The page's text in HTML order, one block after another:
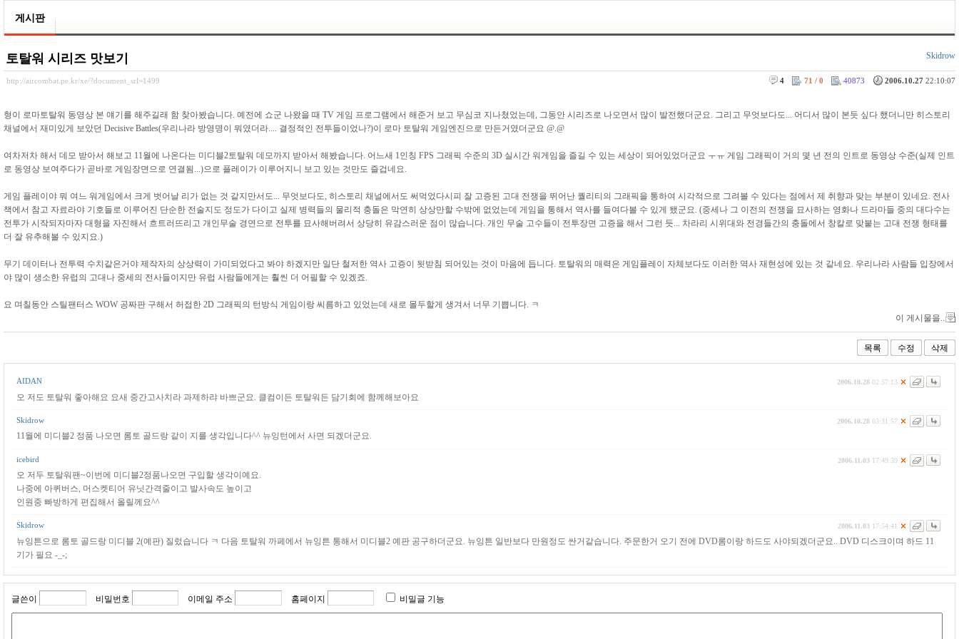
게시판
토탈워 시리즈 맛보기 Skidrow
http://aircombat.pe.kr/xe/?document_srl=1499 2006.10.27 22:10:07
40873
71 / 0
4
형이 로마토탈워 동영상 본 얘기를 해주길래 함 찾아봤습니다. 예전에 쇼군 나왔을 때 TV 게임 프로그램에서 해준거 보고 무심코 지나쳤었는데, 그동안 시리즈로 나오면서 많이 발전했더군요. 그리고 무엇보다도... 어디서 많이 본듯 싶다 했더니만 히스토리
채널에서 재미있게 보았던 Decisive Battles(우리나라 방영명이 뭐였더라.... 결정적인 전투들이었나?)이 로마 토탈워 게임엔진으로 만든거였더군요 @.@
여차저차 해서 데모 받아서 해보고 11월에 나온다는 미디블2토탈워 데모까지 받아서 해봤습니다. 어느새 1인칭 FPS 그래픽 수준의 3D 실시간 워게임을 즐길 수 있는 세상이 되어있었더군요 ㅜㅠ 게임 그래픽이 거의 몇 년 전의 인트로 동영상 수준(실제 인트
로 동영상 보여주다가 곧바로 게임장면으로 연결됨...)으로 플레이가 이루어지니 보고 있는 것만도 즐겁네요.
게임 플레이야 뭐 여느 워게임에서 크게 벗어날 리가 없는 것 같지만서도... 무엇보다도, 히스토리 채널에서도 써먹었다시피 잘 고증된 고대 전쟁을 뛰어난 퀄리티의 그래픽을 통하여 시각적으로 그려볼 수 있다는 점에서 제 취향과 맞는 부분이 있네요. 전사
책에서 참고 자료라야 기호들로 이루어진 단순한 전술지도 정도가 다이고 실제 병력들의 물리적 충돌은 막연히 상상만할 수밖에 없었는데 게임을 통해서 역사를 들여다볼 수 있게 됐군요. (중세나 그 이전의 전쟁을 묘사하는 영화나 드라마들 중의 대다수는
전투가 시작되자마자 대형을 자진해서 흐트러뜨리고 개인무술 경연으로 전투를 묘사해버려서 상당히 유감스러운 점이 많습니다. 개인 무술 고수들이 전투장면 고증을 해서 그런 듯... 차라리 시위대와 전경들간의 충돌에서 창칼로 맞붙는 고대 전쟁 형태를
더 잘 유추해볼 수 있지요.)
무기 데이터나 전투력 수치같은거야 제작자의 상상력이 가미되었다고 봐야 하겠지만 일단 철저한 역사 고증이 됫받침 되어있는 것이 마음에 듭니다. 토탈워의 매력은 게임플레이 자체보다도 이러한 역사 재현성에 있는 것 같네요. 우리나라 사람들 입장에서
야 많이 생소한 유럽의 고대나 중세의 전사들이지만 유럽 사람들에게는 훨씬 더 어필할 수 있겠죠.
요 며칠동안 스틸팬터스 WOW 공짜판 구해서 허접한 2D 그래픽의 턴방식 게임이랑 씨름하고 있었는데 새로 몰두할게 생겨서 너무 기쁩니다. ㅋ
이 게시물을..
목록 수정 삭제
2006.10.28 02:57:13
AIDAN
오 저도 토탈워 좋아해요 요새 중간고사치라 과제하랴 바쁘군요. 클컴이든 토탈워든 담기회에 함께해보아요
2006.10.28 03:31:57
Skidrow
11월에 미디블2 정품 나오면 롬토 골드랑 같이 지를 생각입니다^^ 뉴잉턴에서 사면 되겠더군요.
2006.11.03 17:49:39
icebird
오 저두 토탈워팬~이번에 미디블2정품나오면 구입할 생각이예요.
나중에 아퀴버스, 머스켓티어 유닛간격줄이고 발사속도 높이고
인원중 빠방하게 편집해서 올릴께요^^
2006.11.03 17:54:41
Skidrow
뉴잉튼으로 롬토 골드랑 미디블 2(예판) 질렀습니다 ㅋ 다음 토탈워 까페에서 뉴잉튼 통해서 미디블2 예판 공구하더군요. 뉴잉튼 일반보다 만원정도 싼거같습니다. 주문한거 오기 전에 DVD롬이랑 하드도 사야되겠더군요.. DVD 디스크이며 하드 11
기가 필요 -_-;
글쓴이 비밀번호 이메일 주소 홈페이지 비밀글 기능